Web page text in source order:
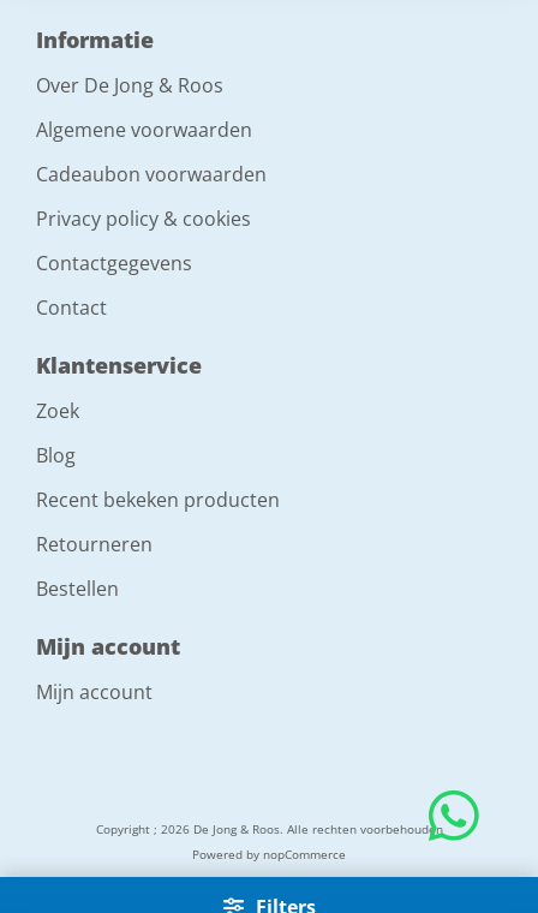
Filters
Informatie
Over De Jong & Roos
Algemene voorwaarden
Cadeaubon voorwaarden
Privacy policy & cookies
Contactgegevens
Contact
Klantenservice
Zoek
Blog
Recent bekeken producten
Retourneren
Bestellen
Mijn account
Mijn account
Copyright ; 2026 De Jong & Roos. Alle rechten voorbehouden
Powered by nopCommerce